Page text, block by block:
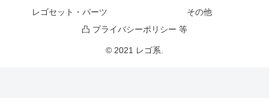
レゴセット・パーツ
その他
凸 プライバシーポリシー 等
© 2021 レゴ系.